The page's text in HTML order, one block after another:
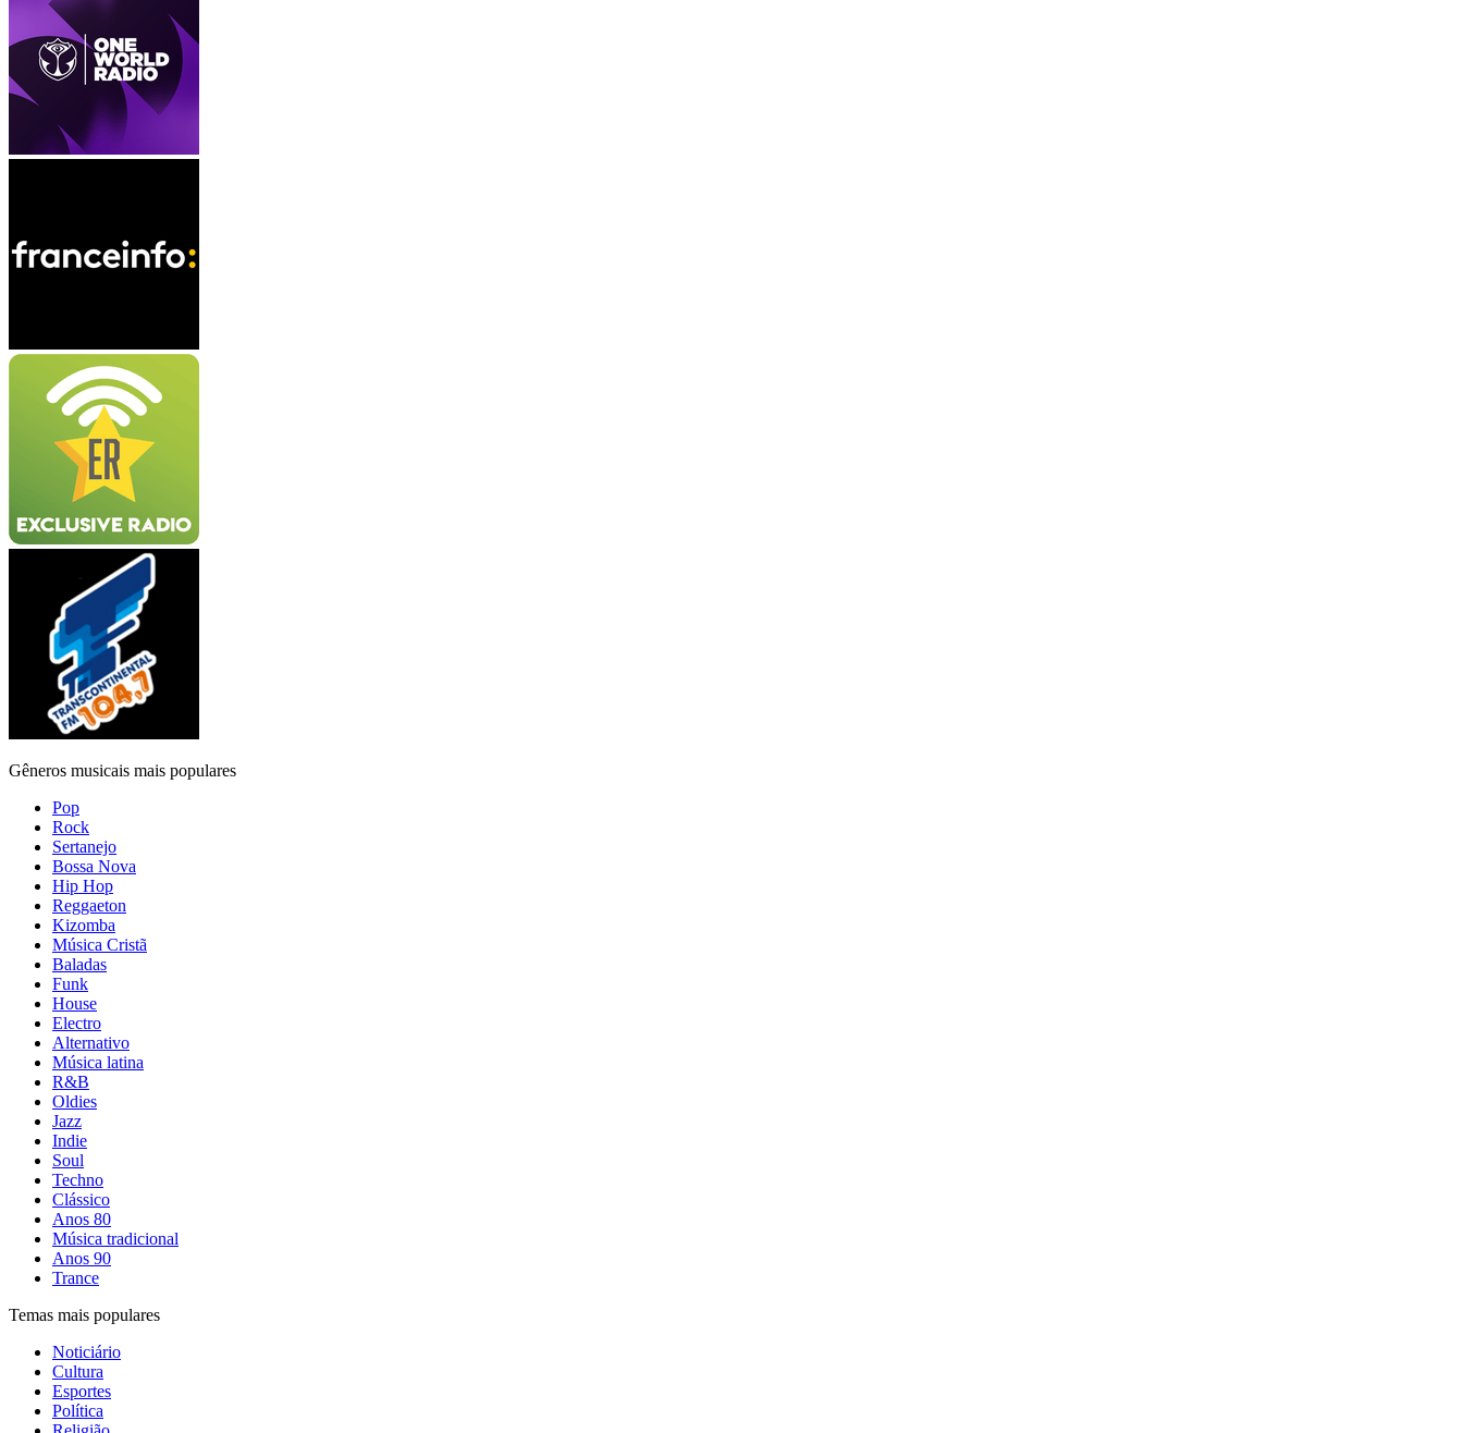
Gêneros musicais mais populares
Pop
Rock
Sertanejo
Bossa Nova
Hip Hop
Reggaeton
Kizomba
Música Cristã
Baladas
Funk
House
Electro
Alternativo
Música latina
R&B
Oldies
Jazz
Indie
Soul
Techno
Clássico
Anos 80
Música tradicional
Anos 90
Trance
Temas mais populares
Noticiário
Cultura
Esportes
Política